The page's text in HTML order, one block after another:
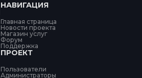
НАВИГАЦИЯ
Главная страница
Новости проекта
Магазин услуг
Форум
Поддержка
ПРОЕКТ
Пользователи
Администраторы